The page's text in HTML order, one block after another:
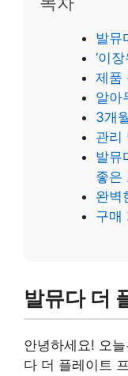
발뮤
‘이
제품
알아
3개
관리
발뮤
좋은
완벽
구매
발뮤다 더
안녕하세요! 오
다 더 플레이트